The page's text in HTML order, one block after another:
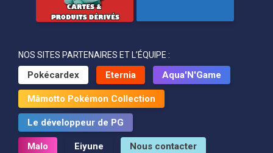
NOS SITES PARTENAIRES ET L’ÉQUIPE :
Pokécardex Eternia Aqua'N'Game
Mâmotto Pokémon Collection
Le développeur de PG
Malo Eiyune Nous contacter